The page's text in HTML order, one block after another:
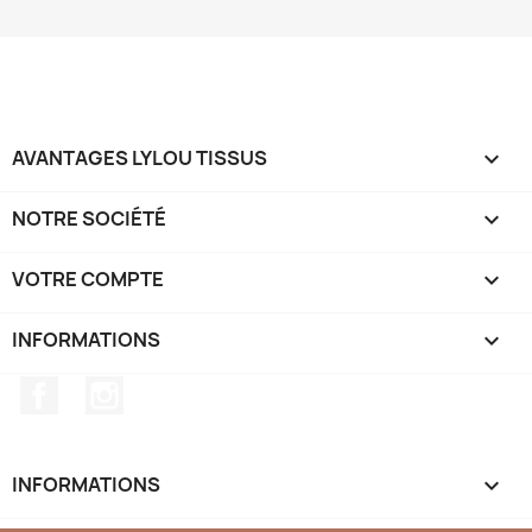
AVANTAGES LYLOU TISSUS 
NOTRE SOCIÉTÉ 
VOTRE COMPTE 
INFORMATIONS keyboard_arrow_down
INFORMATIONS 